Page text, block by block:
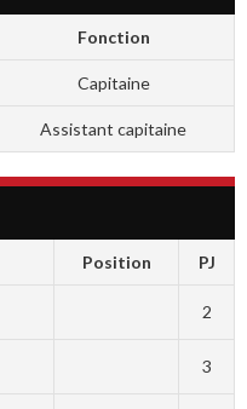
Fonction
Capitaine
Assistant capitaine
Position PJ
2
3